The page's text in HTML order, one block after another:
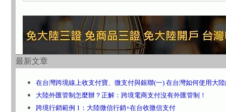
最新文章
在台灣跨境線上收支付寶、微支付與銀聯(一) 在台灣如何使用大
大陸外匯管制怎麼辦？正解：跨境電商支付沒有外匯管制！
跨境行銷範例 1：大陸微信行銷+在台收微信支付